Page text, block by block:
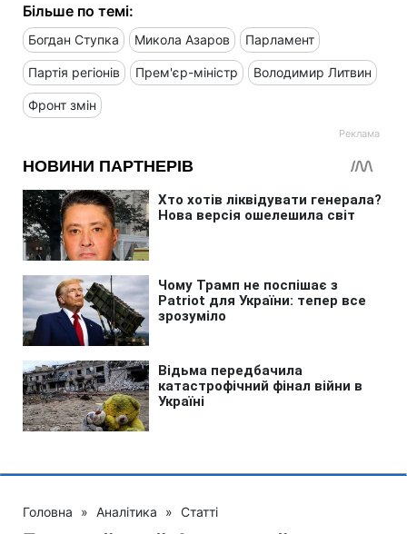
Більше по темі:
Богдан Ступка Микола Азаров Парламент
Партія регіонів Прем'єр-міністр Володимир Литвин
Фронт змін
Головна » Аналітика » Статті